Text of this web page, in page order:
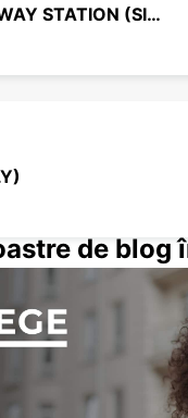
PALERMO RAILWAY STATION (SICILY)
de blog